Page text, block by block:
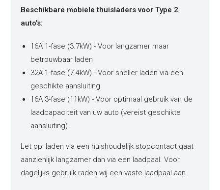
Beschikbare mobiele thuisladers voor Type 2
auto's:
16A 1-fase (3.7kW) - Voor langzamer maar
betrouwbaar laden
32A 1-fase (7.4kW) - Voor sneller laden via een
geschikte aansluiting
16A 3-fase (11kW) - Voor optimaal gebruik van de
laadcapaciteit van uw auto (vereist geschikte
aansluiting)
Let op: laden via een huishoudelijk stopcontact gaat
aanzienlijk langzamer dan via een laadpaal. Voor
dagelijks gebruik raden wij een vaste laadpaal aan.